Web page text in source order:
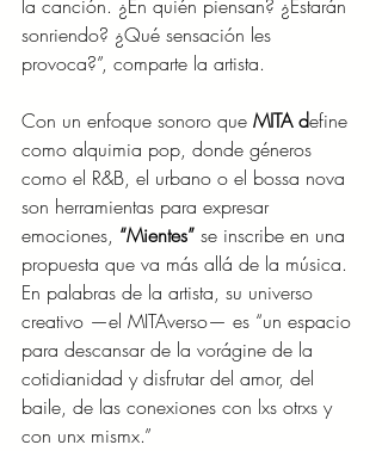
la canción. ¿En quién piensan? ¿Estarán
sonriendo? ¿Qué sensación les
provoca?”, comparte la artista.
Con un enfoque sonoro que MITA define
como alquimia pop, donde géneros
como el R&B, el urbano o el bossa nova
son herramientas para expresar
emociones, “Mientes” se inscribe en una
propuesta que va más allá de la música.
En palabras de la artista, su universo
creativo —el MITAverso— es “un espacio
para descansar de la vorágine de la
cotidianidad y disfrutar del amor, del
baile, de las conexiones con lxs otrxs y
con unx mismx.”